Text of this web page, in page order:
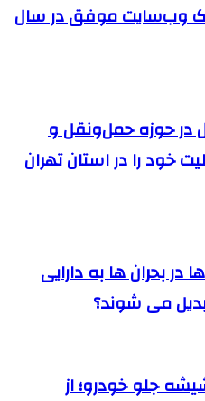
وب‌سایت موفق در سال
در حوزه حمل‌ونقل و
خود را در استان تهران
در بحران ها به دارایی
می شوند؟
جلو خودرو؛ از